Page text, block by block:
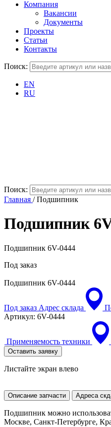
Компания
Вакансии
Документы
Проекты
Статьи
Контакты
Поиск:
EN
RU
Поиск:
Главная /Подшипник
Подшипник
Подшипник 6V-0444
Под заказ
Подшипник 6V-0444
Под заказ Адрес склада
Артикул: 6V-0444
Применяемость техники
Оставить заявку
Листайте экран влево
Описание запчасти Адреса
Подшипник можно
Москве, Санкт-Петербурге,